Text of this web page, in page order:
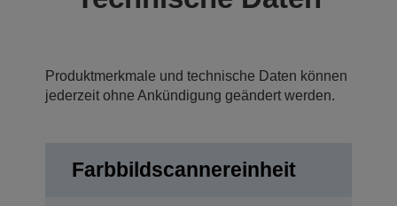
Produktmerkmale und technische Daten können
jederzeit ohne Ankündigung geändert werden.
Farbbildscannereinheit